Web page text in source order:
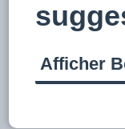
Afficher